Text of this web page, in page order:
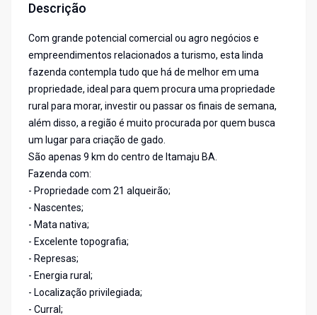
Descrição
Com grande potencial comercial ou agro negócios e
empreendimentos relacionados a turismo, esta linda
fazenda contempla tudo que há de melhor em uma
propriedade, ideal para quem procura uma propriedade
rural para morar, investir ou passar os finais de semana,
além disso, a região é muito procurada por quem busca
um lugar para criação de gado.
São apenas 9 km do centro de Itamaju BA.
Fazenda com:
- Propriedade com 21 alqueirão;
- Nascentes;
- Mata nativa;
- Excelente topografia;
- Represas;
- Energia rural;
- Localização privilegiada;
- Curral;